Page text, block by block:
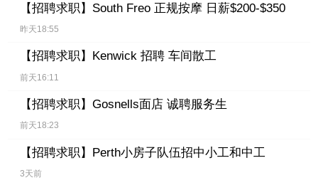
【招聘求职】 South Freo 正规按摩 日薪$200-$350
昨天18:55
【招聘求职】 Kenwick 招聘 车间散工
前天16:11
【招聘求职】 Gosnells面店 诚聘服务生
前天18:23
【招聘求职】 Perth小房子队伍招中小工和中工
3天前